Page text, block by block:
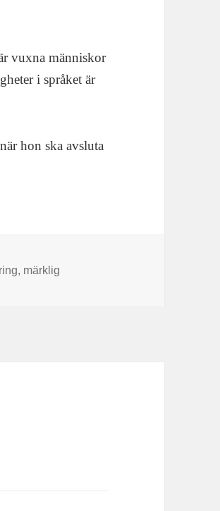
vuxna människor
i språket är
hon ska avsluta
, märklig